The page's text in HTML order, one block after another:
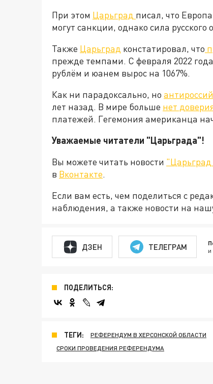
При этом Царьград писал, что
могут санкции, однако сила
Также Царьград констатировал, что
прежде темпами. С февраля 2022
рублём и юанем вырос на 1067%.
Как ни парадоксально, но
лет назад. В мире больше нет
платежей. Гегемония американца
Уважаемые читатели "Царьграда"!
Вы можете читать новости
в Вконтакте.
Если вам есть, чем поделиться с
наблюдения, а также новости на
ДЗЕН ТЕЛЕГРАМ и
ПОДЕЛИТЬСЯ:
ТЕГИ: РЕФЕРЕНДУМ В ХЕРСОНСКОЙ ОБЛАСТИ
СРОКИ ПРОВЕДЕНИЯ РЕФЕРЕНДУМА